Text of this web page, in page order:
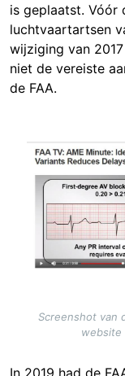
is geplaatst. Vóór
luchtvaartartsen
wijziging van
niet de vereiste
de FAA.
Image
Screenshot van
website